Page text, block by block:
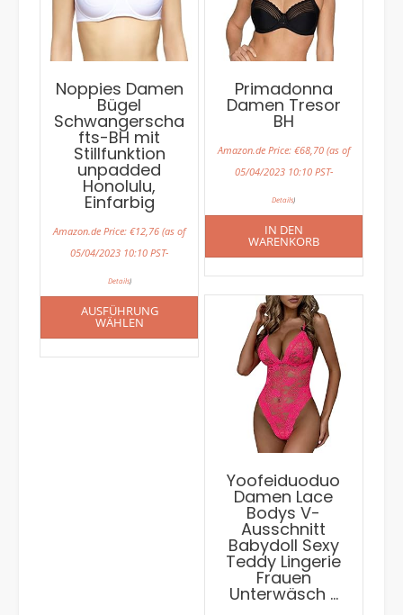
Noppies Damen
Bügel
Schwangerscha
fts-BH mit
Stillfunktion
unpadded
Honolulu,
Einfarbig
Amazon.de Price:€12,76 (as of
05/04/2023 10:10 PST-
Details)
AUSFÜHRUNG
WÄHLEN
Primadonna
Damen Tresor
BH
Amazon.de Price: €68,70(as of
05/04/2023 10:10 PST-
Details)
IN DEN
WARENKORB
Yoofeiduoduo
Damen Lace
Bodys V-
Ausschnitt
Babydoll Sexy
Teddy Lingerie
Frauen
Unterwäsch …